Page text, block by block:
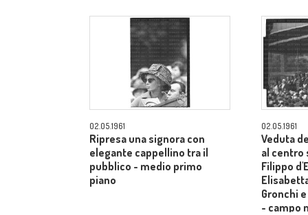
02.05.1961
Ripresa una signora con
elegante cappellino tra il
pubblico - medio primo
piano
02.05.1961
Veduta
al centro
Filippo
Gronchi
- campo